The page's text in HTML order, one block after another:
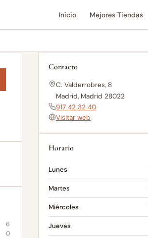
Inicio Mejores Tiendas
6
0
Contacto
C. Valderrobres, 8
Madrid, Madrid 28022
917 42 32 40
Visitar web
Horario
Lunes
Martes
Miércoles
Jueves